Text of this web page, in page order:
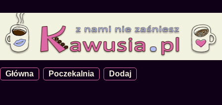
Główna Poczekalnia Dodaj